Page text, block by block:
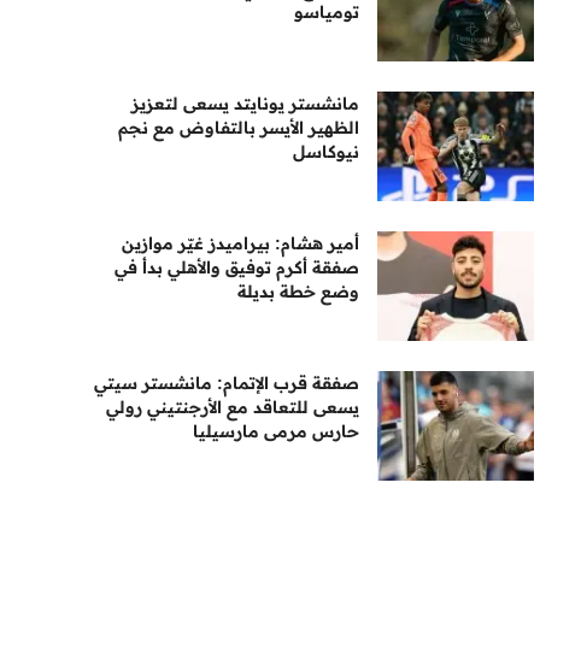
تومياسو
مانشستر يونايتد يسعى لتعزيز
الظهير الأيسر بالتفاوض مع نجم
نيوكاسل
أمير هشام: بيراميدز غيّر موازين
صفقة أكرم توفيق والأهلي بدأ في
وضع خطة بديلة
صفقة قرب الإتمام: مانشستر سيتي
يسعى للتعاقد مع الأرجنتيني رولي
حارس مرمى مارسيليا